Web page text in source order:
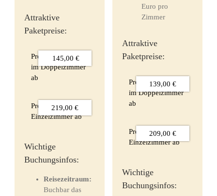
Attraktive
Paketpreise:
Preis pro Person
im Doppelzimmer
ab
145,00 €
Preis im
Einzelzimmer ab
219,00 €
Wichtige
Buchungsinfos:
Reisezeitraum:
Buchbar das
Euro pro
Zimmer
Attraktive
Paketpreise:
Preis pro Person
im Doppelzimmer
ab
139,00 €
Preis im
Einzelzimmer ab
209,00 €
Wichtige
Buchungsinfos: